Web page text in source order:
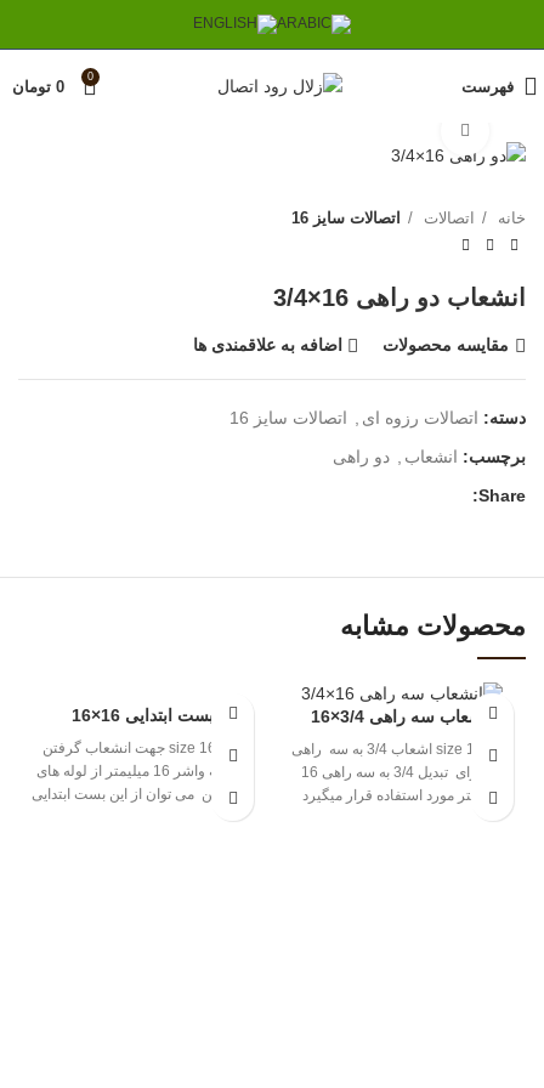
فهرست
0
0 تومان
خانه اتصالات اتصالات سایز 16
انشعاب دو راهی 16×3/4
مقایسه محصولات اضافه به علاقمندی ها
دسته: اتصالات رزوه ای
اتصالات سایز 16
برچسب: انشعاب
دو راهی
Share:
محصولات مشابه
انشعاب سه راهی 3/4×16
size 16×3/4 اشعاب 3/4 به سه راهی
16 برای تبدیل 3/4 به سه راهی 16
میلیمتر مورد استفاده قرار میگیرد
بست ابتدایی 16×16
size 16×16 جهت انشعاب گرفتن
بوسیله واشر 16 میلیمتر از لوله های
پلی اتیلن می توان از این بست ابتدایی